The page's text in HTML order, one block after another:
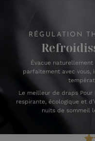
RÉGULATION
Évacue
parfaitement avec
Le meilleur de draps
respirante, écologique et
nuits de sommeil